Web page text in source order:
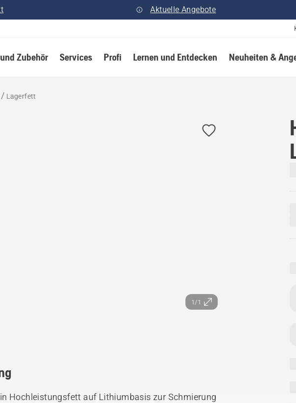
Aktuelle Angebote
Zubehör Services Profi Lernen und Entdecken Neuheiten &
Lagerfett
1/1
Hochleistungsfett auf Lithiumbasis zur Schmierung